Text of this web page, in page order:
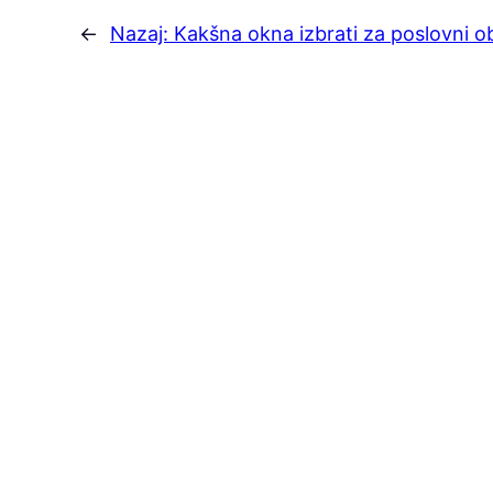
← Nazaj: Kakšna okna izbrati za poslovni